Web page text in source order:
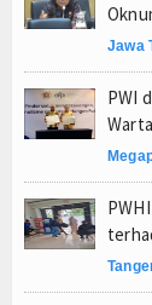
Jawa
PWI